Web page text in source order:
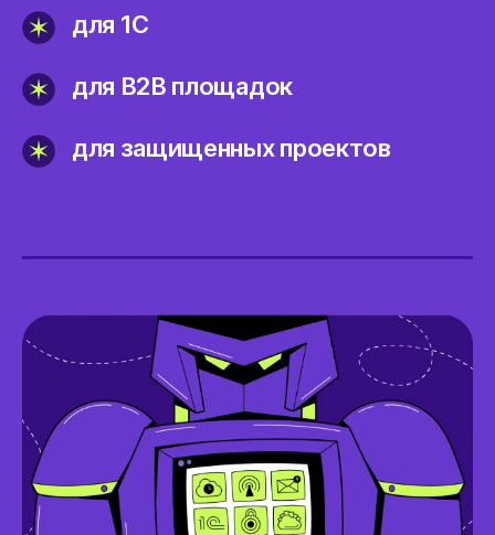
для 1С
для B2B площадок
для защищенных проектов